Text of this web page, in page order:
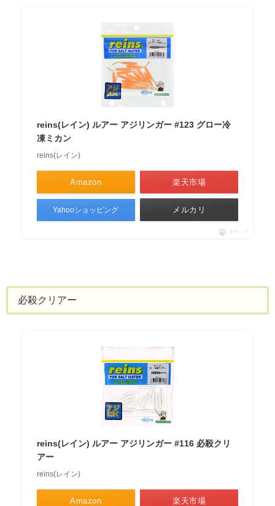
reins(レイン) ルアー アジリンガー #123 グロー冷
凍ミカン
reins(レイン)
Amazon 楽天市場
Yahooショッピング メルカリ
ポチップ
必殺クリアー
reins(レイン) ルアー アジリンガー #116 必殺クリ
アー
reins(レイン)
Amazon 楽天市場